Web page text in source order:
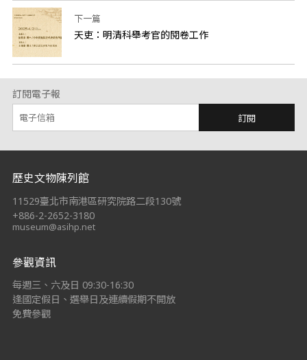
下一篇
天吏：明清科舉考官的閱卷工作
訂閱電子報
訂閱
:::
歷史文物陳列館
11529臺北市南港區研究院路二段130號
+886-2-2652-3180
museum@asihp.net
參觀資訊
每週三、六及日 09:30-16:30
逢國定假日、選舉日及連續假期不開放
免費參觀